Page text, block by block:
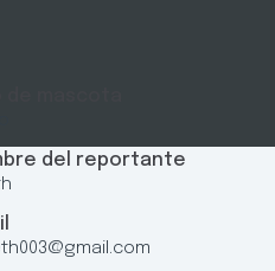
del reportante